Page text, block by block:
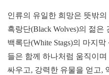
인류의 유일한 희망은 뜻밖
흑랑단(Black Wolves)의 젊
백록단(White Stags)의 마지
들은 함께 하나처럼 움직이
싸우고, 강력한 유물을 얻고,